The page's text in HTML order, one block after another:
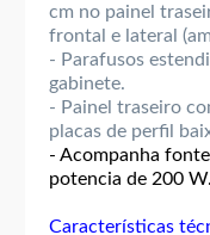
cm no painel
frontal e lateral
- Parafusos
gabinete.
- Painel traseiro
placas de perfil
- Acompanha
potencia de 200 W.
Características